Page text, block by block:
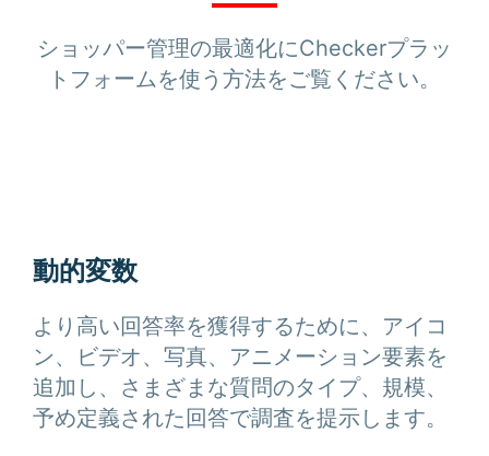
ショッパー管理の最適化にCheckerプラッ
トフォームを使う方法をご覧ください。
動的変数
より高い回答率を獲得するために、アイコ
ン、ビデオ、写真、アニメーション要素を
追加し、さまざまな質問のタイプ、規模、
予め定義された回答で調査を提示します。